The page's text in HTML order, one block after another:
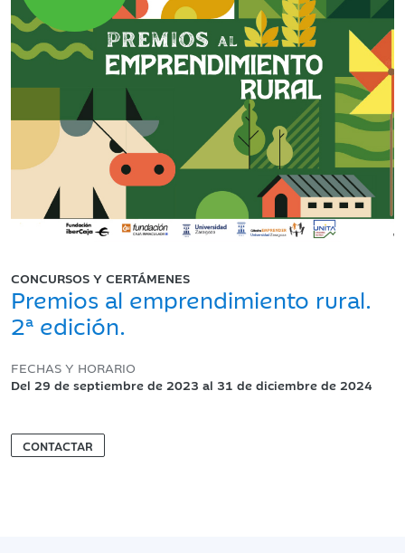
CONCURSOS Y CERTÁMENES
Premios al emprendimiento rural.
2ª edición.
FECHAS Y HORARIO
Del 29 de septiembre de 2023 al 31 de diciembre de 2024
CONTACTAR